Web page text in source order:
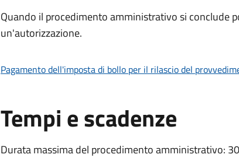
Quando il procedimento amministrativo si conclude
un'autorizzazione.
Pagamento dell'imposta di bollo per il rilascio del
Tempi e scadenze
Durata massima del procedimento amministrativo: